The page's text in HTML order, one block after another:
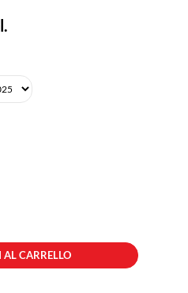
AL CARRELLO